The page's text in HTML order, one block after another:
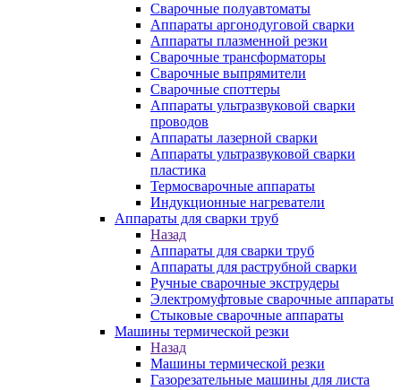
Сварочные полуавтоматы
Аппараты аргонодуговой сварки
Аппараты плазменной резки
Сварочные трансформаторы
Сварочные выпрямители
Сварочные споттеры
Аппараты ультразвуковой сварки
проводов
Аппараты лазерной сварки
Аппараты ультразвуковой сварки
пластика
Термосварочные аппараты
Индукционные нагреватели
Аппараты для сварки труб
Назад
Аппараты для сварки труб
Аппараты для раструбной сварки
Ручные сварочные экструдеры
Электромуфтовые сварочные аппараты
Стыковые сварочные аппараты
Машины термической резки
Назад
Машины термической резки
Газорезательные машины для листа